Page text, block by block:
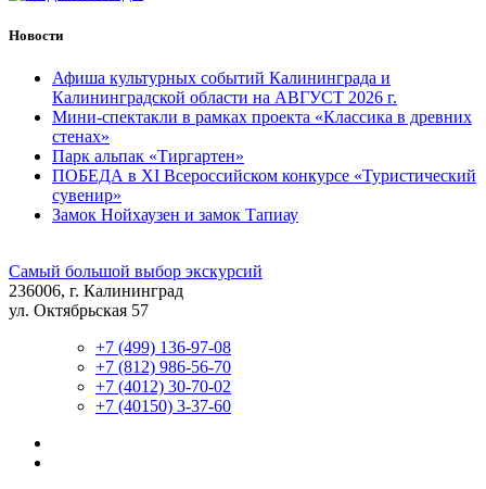
Новости
Афиша культурных событий Калининграда и
Калининградской области на АВГУСТ 2026 г.
Мини-спектакли в рамках проекта «Классика в древних
стенах»
Парк альпак «Тиргартен»
ПОБЕДА в XI Всероссийском конкурсе «Туристический
сувенир»
Замок Нойхаузен и замок Тапиау
Самый большой выбор экскурсий
236006, г. Калининград
ул. Октябрьская 57
+7 (499) 136-97-08
+7 (812) 986-56-70
+7 (4012) 30-70-02
+7 (40150) 3-37-60